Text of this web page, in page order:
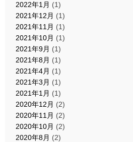
2022年1月 (1)
2021年12月 (1)
2021年11月 (1)
2021年10月 (1)
2021年9月 (1)
2021年8月 (1)
2021年4月 (1)
2021年3月 (1)
2021年1月 (1)
2020年12月 (2)
2020年11月 (2)
2020年10月 (2)
2020年8月 (2)